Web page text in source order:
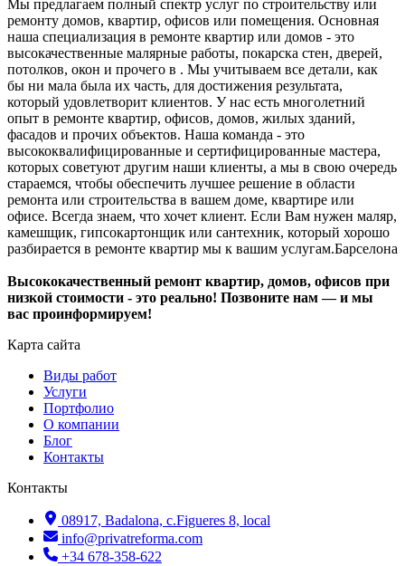
Мы предлагаем полный спектр услуг по строительству или
ремонту домов, квартир, офисов или помещения. Основная
наша специализация в ремонте квартир или домов - это
высокачественные малярные работы, покарска стен, дверей,
потолков, окон и прочего в . Мы учитываем все детали, как
бы ни мала была их часть, для достижения результата,
который удовлетворит клиентов. У нас есть многолетний
опыт в ремонте квартир, офисов, домов, жилых зданий,
фасадов и прочих объектов. Наша команда - это
высококвалифицированные и сертифицированные мастера,
которых советуют другим наши клиенты, а мы в свою очередь
стараемся, чтобы обеспечить лучшее решение в области
ремонта или строительства в вашем доме, квартире или
офисе. Всегда знаем, что хочет клиент. Если Вам нужен маляр,
камешщик, гипсокартонщик или сантехник, который хорошо
разбирается в ремонте квартир мы к вашим услугам.Барселона
Высококачественный ремонт квартир, домов, офисов при
низкой стоимости - это реально! Позвоните нам — и мы
вас проинформируем!
Карта сайта
Виды работ
Услуги
Портфолио
О компании
Блог
Контакты
Контакты
08917, Badalona, c.Figueres 8, local
info@privatreforma.com
+34 678-358-622